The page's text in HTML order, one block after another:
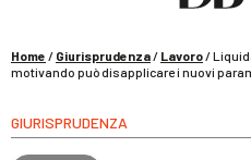
La riforma del sistema
Home / Giurisprudenza/ Lavoro/
motivando può disapplicare i nuovi
GIURISPRUDENZA